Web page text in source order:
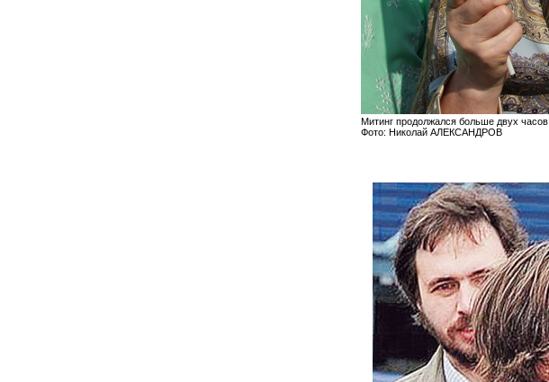
Митинг продолжался больше двух часов
Фото: Николай АЛЕКСАНДРОВ